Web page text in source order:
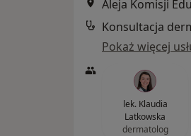
Konsultacja
Pokaż więcej
lek. Klaudia
Latkowska
dermatolog